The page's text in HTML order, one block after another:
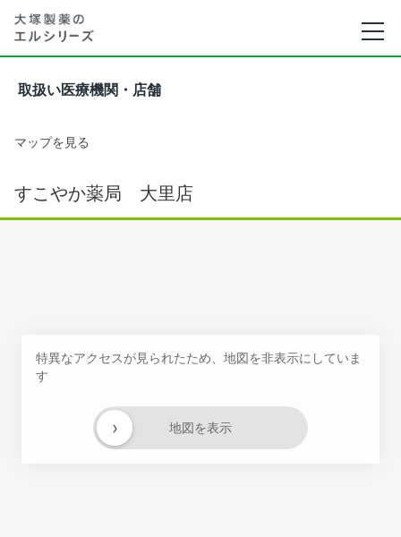
取扱い医療機関・店舗
マップを見る
すこやか薬局 大里店
特異なアクセスが見られたため、地図を非表示にしていま
す
地図を表示
›